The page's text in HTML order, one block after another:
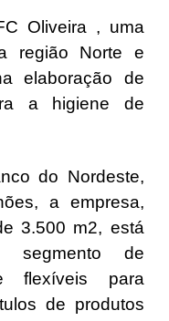
Oliveira , uma
região Norte e
elaboração de
a higiene de
do Nordeste,
a empresa,
3.500 m2, está
segmento de
flexíveis para
de produtos